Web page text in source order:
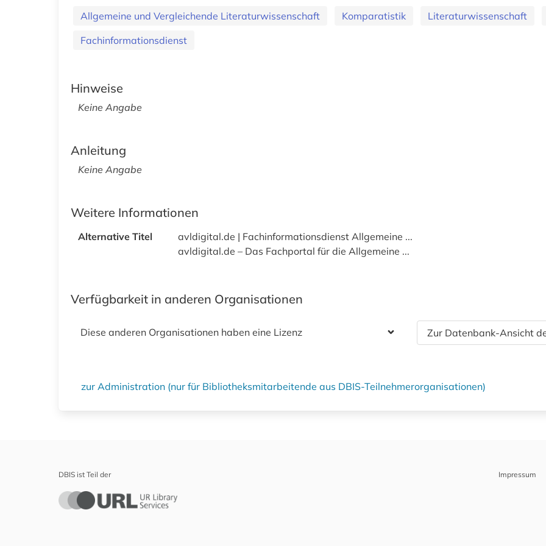
Allgemeine und Vergleichende Literaturwissenschaft Komparatistik Literaturwissenschaft
Fachinformationsdienst
Hinweise
Keine Angabe
Anleitung
Keine Angabe
Weitere Informationen
Alternative Titel
avldigital.de | Fachinformationsdienst Allgemeine ...
avldigital.de – Das Fachportal für die Allgemeine ...
Verfügbarkeit in anderen Organisationen
Diese anderen Organisationen haben eine Lizenz Zur Datenbank-Ansicht
zur Administration (nur für Bibliotheksmitarbeitende aus DBIS-Teilnehmerorganisationen)
DBIS ist Teil der Impressum